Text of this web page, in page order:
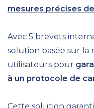
mesures précises
Avec 5 brevets
solution basée sur la
utilisateurs pour
à un protocole de